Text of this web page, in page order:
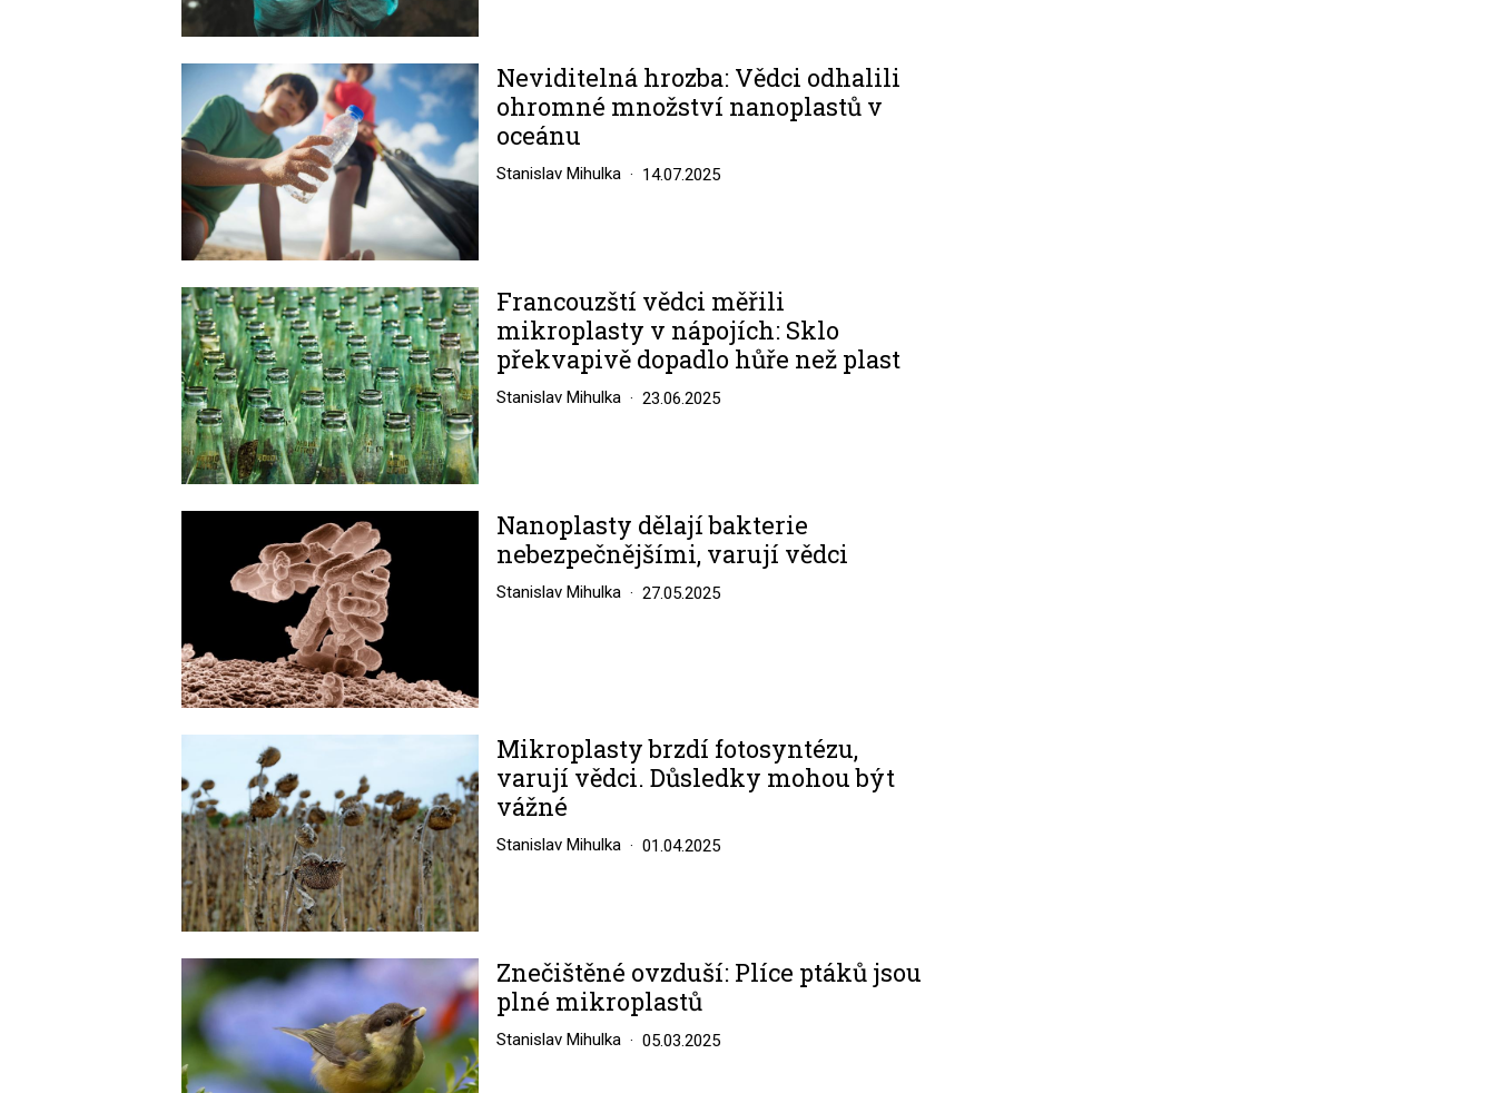
Image
Neviditelná hrozba: Vědci odhalili
ohromné množství nanoplastů v
oceánu
Stanislav Mihulka 14.07.2025
Image
Francouzští vědci měřili
mikroplasty v nápojích: Sklo
překvapivě dopadlo hůře než plast
Stanislav Mihulka 23.06.2025
Nanoplasty dělají bakterie
nebezpečnějšími, varují vědci
Stanislav Mihulka 27.05.2025
Mikroplasty brzdí fotosyntézu,
varují vědci. Důsledky mohou být
vážné
Stanislav Mihulka 01.04.2025
Image
Znečištěné ovzduší: Plíce ptáků jsou
plné mikroplastů
Stanislav Mihulka 05.03.2025